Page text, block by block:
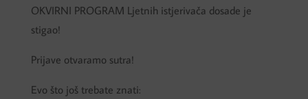
OKVIRNI PROGRAM Ljetnih istjerivača dosade je
stigao!
Prijave otvaramo sutra!
Evo što još trebate znati: